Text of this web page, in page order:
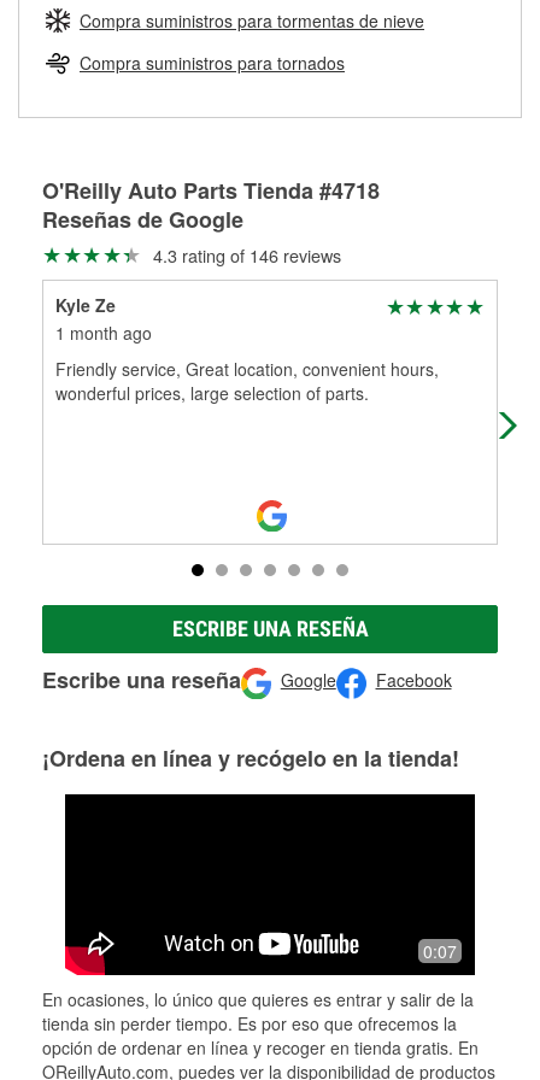
Más información sobre el Programa de Préstamo de
Herramientas de O'Reilly
medirán tus tambores o discos para determinar si pueden
ser rectificados con seguridad. Si tus tambores o discos no
pueden ser reutilizados, podemos ayudarte a encontrar las
partes de reemplazo correctas para tu reparación.
Rectificación de tambores y discos de freno
Compra suministros para tormentas de nieve
Compra suministros para tornados
O'Reilly Auto Parts Tienda #4718
Reseñas de Google
4.3 rating of 146 reviews
Kyle Ze
1 month ago
Friendly service, Great location, convenient hours,
wonderful prices, large selection of parts.
ESCRIBE UNA RESEÑA
Escribe una reseña Google Facebook
¡Ordena en línea y recógelo en la tienda!
0:07
En ocasiones, lo único que quieres es entrar y salir de la
tienda sin perder tiempo. Es por eso que ofrecemos la
opción de ordenar en línea y recoger en tienda gratis. En
OReillyAuto.com, puedes ver la disponibilidad de productos